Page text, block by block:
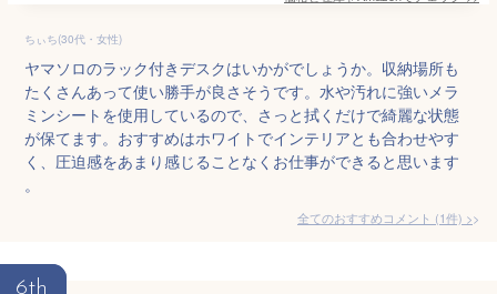
ちぃち(30代・女性)
ヤマソロのラック付きデスクはいかがでしょうか。収納場所も
たくさんあって使い勝手が良さそうです。水や汚れに強いメラ
ミンシートを使用しているので、さっと拭くだけで綺麗な状態
が保てます。おすすめはホワイトでインテリアとも合わせやす
く、圧迫感をあまり感じることなくお仕事ができると思います
。
全てのおすすめコメント (1件) >
6th